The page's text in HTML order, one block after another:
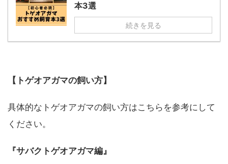
本3選
続きを見る
【トゲオアガマの飼い方】
具体的なトゲオアガマの飼い方はこちらを参考にして
ください。
『サバクトゲオアガマ編』